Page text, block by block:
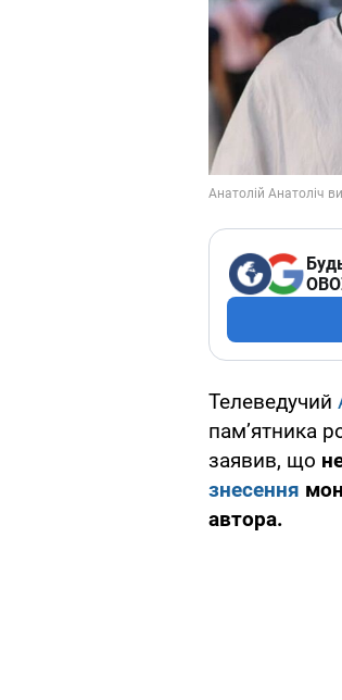
Телеведучий
пам’ятника
заявив, що
знесення
автора.